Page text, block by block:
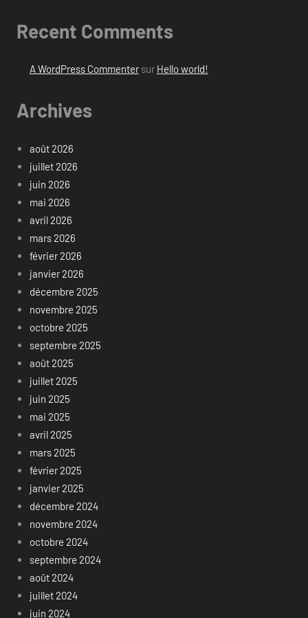
Recent Comments
A WordPress Commentersur Hello world!
Archives
août 2026
juillet 2026
juin 2026
mai 2026
avril 2026
mars 2026
février 2026
janvier 2026
décembre 2025
novembre 2025
octobre 2025
septembre 2025
août 2025
juillet 2025
juin 2025
mai 2025
avril 2025
mars 2025
février 2025
janvier 2025
décembre 2024
novembre 2024
octobre 2024
septembre 2024
août 2024
juillet 2024
juin 2024